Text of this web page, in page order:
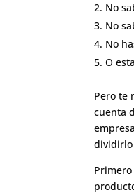
No
No
No
O
Pero te
cuenta
dividirlo